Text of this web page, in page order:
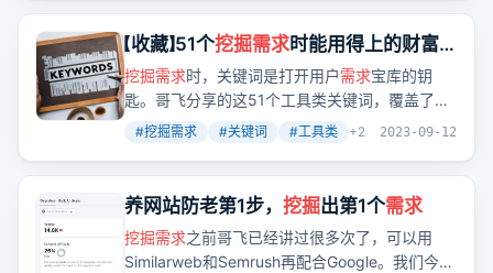
得用户的青睐。
【收藏】51个挖掘需求时能用得上的财富
密码关键词哥飞免费赠送给大家
挖掘需求时，关键词是打开用户需求宝库的钥
匙。哥飞分享的这51个工具类关键词，覆盖了翻
译、生成、转换等多个领域，每个词背后都隐藏
#挖掘需求 #关键词 #工具类 +2 2023-09-12
养网站防老第1步， 挖掘出第1个需求
挖掘需求之前哥飞已经讲过很多次了，可以用
Similarweb和Semrush再配合Google。我们今天